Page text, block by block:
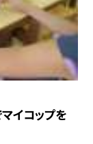
イコップを